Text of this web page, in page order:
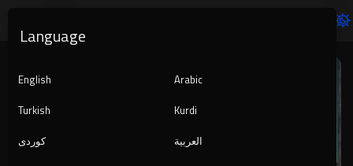
Player
Language
English
Arabic
Turkish
Kurdi
کوردی
العربية